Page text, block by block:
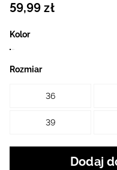
59,99 zł
Kolor
Rozmiar
36
39
Dodaj